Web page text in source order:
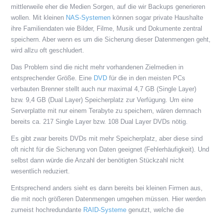
mittlerweile eher die Medien Sorgen, auf die wir Backups generieren
wollen. Mit kleinen NAS-Systemen können sogar private Haushalte
ihre Familiendaten wie Bilder, Filme, Musik und Dokumente zentral
speichern. Aber wenn es um die Sicherung dieser Datenmengen geht,
wird allzu oft geschludert.
Das Problem sind die nicht mehr vorhandenen Zielmedien in
entsprechender Größe. Eine DVD für die in den meisten PCs
verbauten Brenner stellt auch nur maximal 4,7 GB (Single Layer)
bzw. 9,4 GB (Dual Layer) Speicherplatz zur Verfügung. Um eine
Serverplatte mit nur einem Terabyte zu speichern, wären demnach
bereits ca. 217 Single Layer bzw. 108 Dual Layer DVDs nötig.
Es gibt zwar bereits DVDs mit mehr Speicherplatz, aber diese sind
oft nicht für die Sicherung von Daten geeignet (Fehlerhäufigkeit). Und
selbst dann würde die Anzahl der benötigten Stückzahl nicht
wesentlich reduziert.
Entsprechend anders sieht es dann bereits bei kleinen Firmen aus,
die mit noch größeren Datenmengen umgehen müssen. Hier werden
zumeist hochredundante RAID-Systeme genutzt, welche die